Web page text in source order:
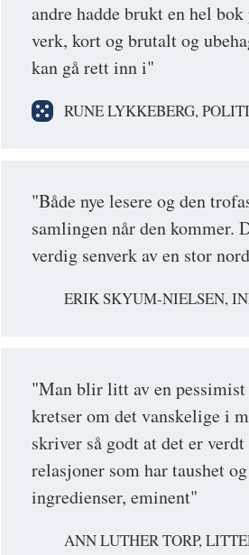
andre hadde brukt en hel
verk, kort og brutalt og
kan gå rett inn i"
RUNE LYKKEBERG,
"Både nye lesere og den
samlingen når den kommer.
verdig senverk av en stor
ERIK SKYUM-NIELSEN,
"Man blir litt av en pessimist
kretser om det vanskelige i
skriver så godt at det er
relasjoner som har taushet
ingredienser, eminent"
ANN LUTHER TORP,